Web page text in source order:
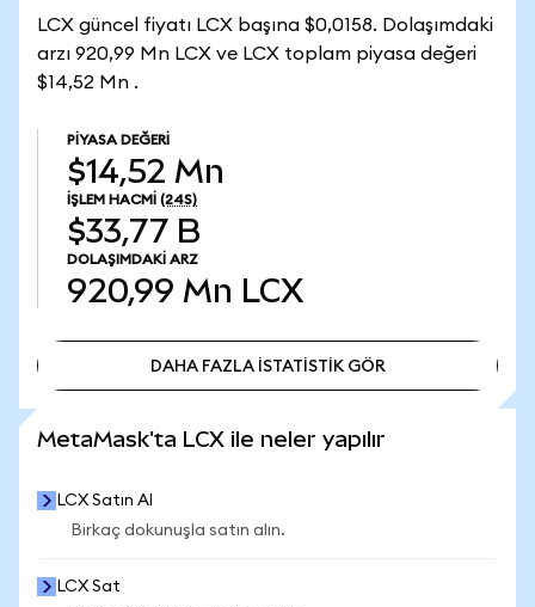
LCX güncel fiyatı LCX başına $0,0158. Dolaşımdaki
arzı 920,99 Mn LCX ve LCX toplam piyasa değeri
$14,52 Mn .
PIYASA DEĞERI
$14,52 Mn
İŞLEM HACMI (24S)
$33,77 B
DOLAŞIMDAKI ARZ
920,99 Mn LCX
DAHA FAZLA İSTATİSTİK GÖR
MetaMask'ta LCX ile neler yapılır
LCX Satın Al
Birkaç dokunuşla satın alın.
LCX Sat